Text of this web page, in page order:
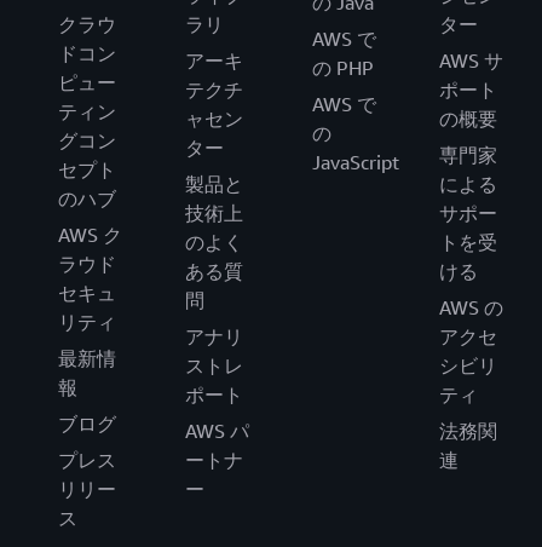
クラウ
ドコン
ピュー
ティン
グコン
セプト
のハブ
AWS ク
ラウド
セキュ
リティ
最新情
報
ブログ
プレス
リリー
ス
ラリ
アーキ
テクチ
ャセン
ター
製品と
技術上
のよく
ある質
問
アナリ
ストレ
ポート
AWS パ
ートナ
ー
AWS で
の PHP
AWS で
の
JavaScript
ター
AWS サ
ポート
の概要
専門家
による
サポー
トを受
ける
AWS の
アクセ
シビリ
ティ
法務関
連